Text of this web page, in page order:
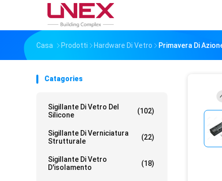
Casa Prodotti Hardware Di Vetro Primavera Di
Catagories
Sigillante Di Vetro Del
Silicone
(102)
Sigillante Di Verniciatura
Strutturale
(22)
Sigillante Di Vetro
D'isolamento
(18)